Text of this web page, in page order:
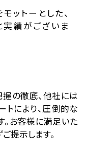
ットーとした、
績がございま
の徹底、他社には
により、圧倒的な
お客様に満足いた
提示します。